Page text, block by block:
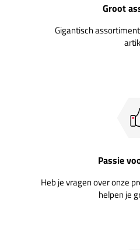
Groot
Gigantisch
Passie
Heb je vragen over onze
helpen je